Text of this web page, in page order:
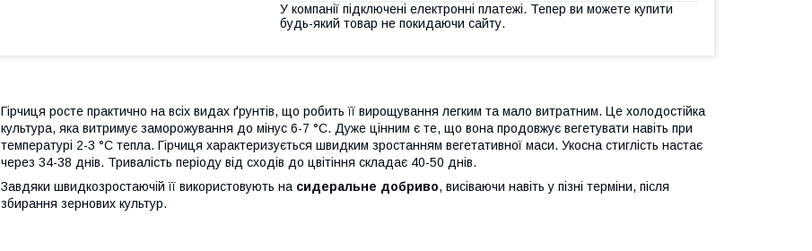
У компанії підключені електронні платежі. Тепер ви можете купити
будь-який товар не покидаючи сайту.
Гірчиця росте практично на всіх видах ґрунтів, що робить її вирощування легким та мало витратним. Це холодостійка
культура, яка витримує заморожування до мінус 6-7 °С. Дуже цінним є те, що вона продовжує вегетувати навіть при
температурі 2-3 °С тепла. Гірчиця характеризується швидким зростанням вегетативної маси. Укосна стиглість настає
через 34-38 днів. Тривалість періоду від сходів до цвітіння складає 40-50 днів.
Завдяки швидкозростаючій її використовують на сидеральне добриво, висіваючи навіть у пізні терміни, після
збирання зернових культур.